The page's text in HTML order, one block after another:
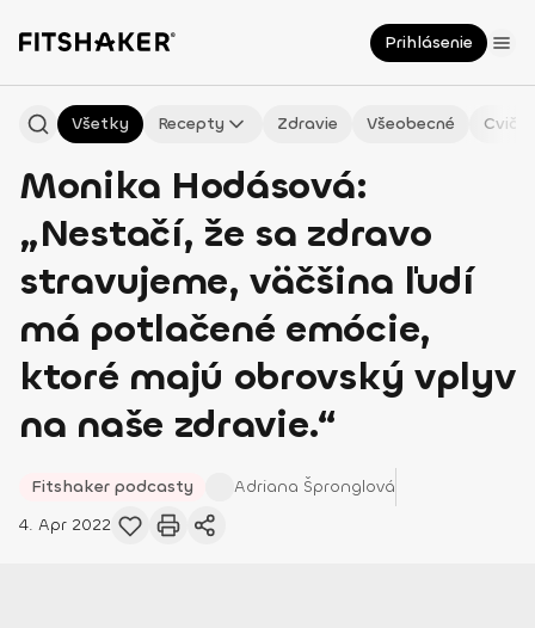
Prihlásenie
Všetky Recepty Zdravie Všeobecné
Monika Hodásová:
„Nestačí, že sa zdravo
stravujeme, väčšina ľudí
má potlačené emócie,
ktoré majú obrovský vplyv
na naše zdravie.“
Fitshaker podcasty Adriana Špronglová
4. Apr 2022